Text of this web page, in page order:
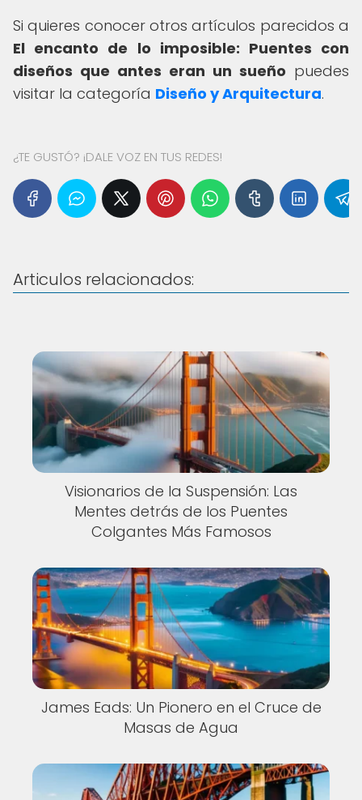
Si quieres conocer otros artículos parecidos a
El encanto de lo imposible: Puentes con
diseños que antes eran un sueño puedes
visitar la categoría Diseño y Arquitectura.
¿TE GUSTÓ? ¡DALE VOZ EN TUS REDES!
Articulos relacionados:
Visionarios de la Suspensión: Las
Mentes detrás de los Puentes
Colgantes Más Famosos
James Eads: Un Pionero en el Cruce de
Masas de Agua